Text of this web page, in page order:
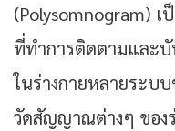
(Polysomnogram)
ที่ทำการติดตามและบั
ในร่างกายหลายระบ
วัดสัญญาณต่างๆ ของ